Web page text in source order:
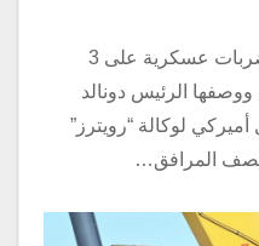
بعدما شنت الولايات المتحدة ضربات عسكرية على 3
ووصفها الرئيس دونالد
لوكالة “رويترز”